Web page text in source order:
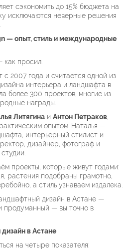
сэкономить до 15% бюджета на
исключаются неверные решения
— опыт, стиль и международные
как просил.
с 2007 года и считается одной из
интерьера и ландшафта в
более 300 проектов, многие из
награды.
Литягина иАнтон Петраков
опытом. Наталья —
интерьерный стилист и
дизайнер, фотограф и
проекты, которые живут годами:
растения подобраны грамотно,
а стиль узнаваем издалека.
дизайн в Астане —
продуманный — вы точно в
в Астане
на четыре показателя: